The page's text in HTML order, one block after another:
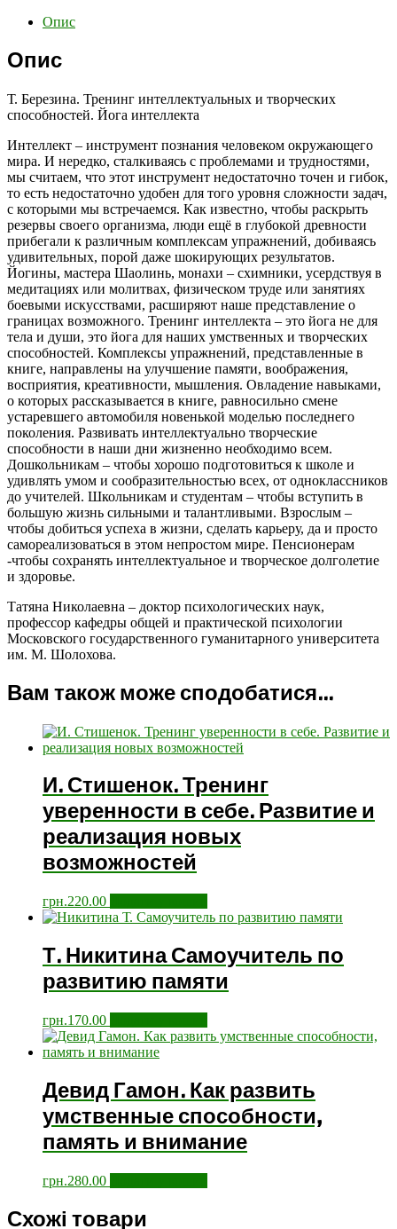
Опис
Опис
Т. Березина. Тренинг интеллектуальных и творческих
способностей. Йога интеллекта
Интеллект – инструмент познания человеком окружающего
мира. И нередко, сталкиваясь с проблемами и трудностями,
мы считаем, что этот инструмент недостаточно точен и гибок,
то есть недостаточно удобен для того уровня сложности задач,
с которыми мы встречаемся. Как известно, чтобы раскрыть
резервы своего организма, люди ещё в глубокой древности
прибегали к различным комплексам упражнений, добиваясь
удивительных, порой даже шокирующих результатов.
Йогины, мастера Шаолинь, монахи – схимники, усердствуя в
медитациях или молитвах, физическом труде или занятиях
боевыми искусствами, расширяют наше представление о
границах возможного. Тренинг интеллекта – это йога не для
тела и души, это йога для наших умственных и творческих
способностей. Комплексы упражнений, представленные в
книге, направлены на улучшение памяти, воображения,
восприятия, креативности, мышления. Овладение навыками,
о которых рассказывается в книге, равносильно смене
устаревшего автомобиля новенькой моделью последнего
поколения. Развивать интеллектуально творческие
способности в наши дни жизненно необходимо всем.
Дошкольникам – чтобы хорошо подготовиться к школе и
удивлять умом и сообразительностью всех, от одноклассников
до учителей. Школьникам и студентам – чтобы вступить в
большую жизнь сильными и талантливыми. Взрослым –
чтобы добиться успеха в жизни, сделать карьеру, да и просто
самореализоваться в этом непростом мире. Пенсионерам
-чтобы сохранять интеллектуальное и творческое долголетие
и здоровье.
Татяна Николаевна – доктор психологических наук,
профессор кафедры общей и практической психологии
Московского государственного гуманитарного университета
им. М. Шолохова.
Вам також може сподобатися…
И. Стишенок. Тренинг
уверенности в себе. Развитие и
реализация новых
возможностей
грн.220.00
Т. Никитина Самоучитель по
развитию памяти
грн.170.00
Девид Гамон. Как развить
умственные способности,
память и внимание
грн.280.00
Схожі товари